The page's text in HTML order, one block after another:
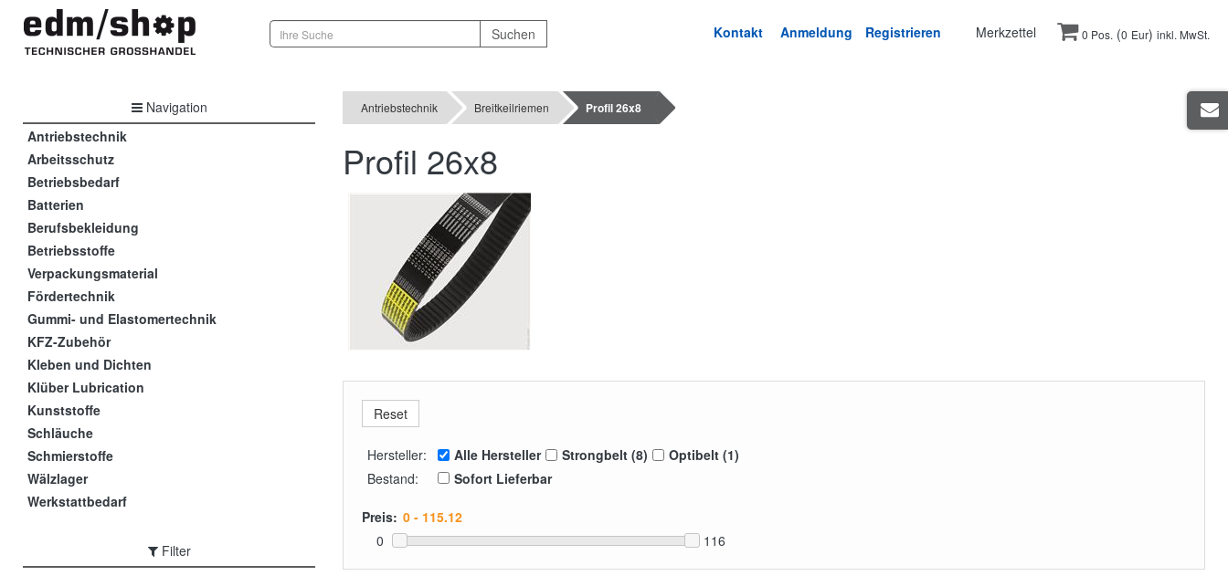
Kontakt Anmeldung Registrieren Merkzettel 0 Pos. (0 Eur) inkl. MwSt.
Navigation
Antriebstechnik
Arbeitsschutz
Betriebsbedarf
Batterien
Berufsbekleidung
Betriebsstoffe
Verpackungsmaterial
Fördertechnik
Gummi- und Elastomertechnik
KFZ-Zubehör
Kleben und Dichten
Klüber Lubrication
Kunststoffe
Schläuche
Schmierstoffe
Wälzlager
Werkstattbedarf
Filter
Antriebstechnik Breitkeilriemen Profil 26x8
Profil 26x8
Hersteller: Alle Hersteller Strongbelt (8)
Optibelt (1)
Bestand:
Sofort Lieferbar
Preis:
0
116